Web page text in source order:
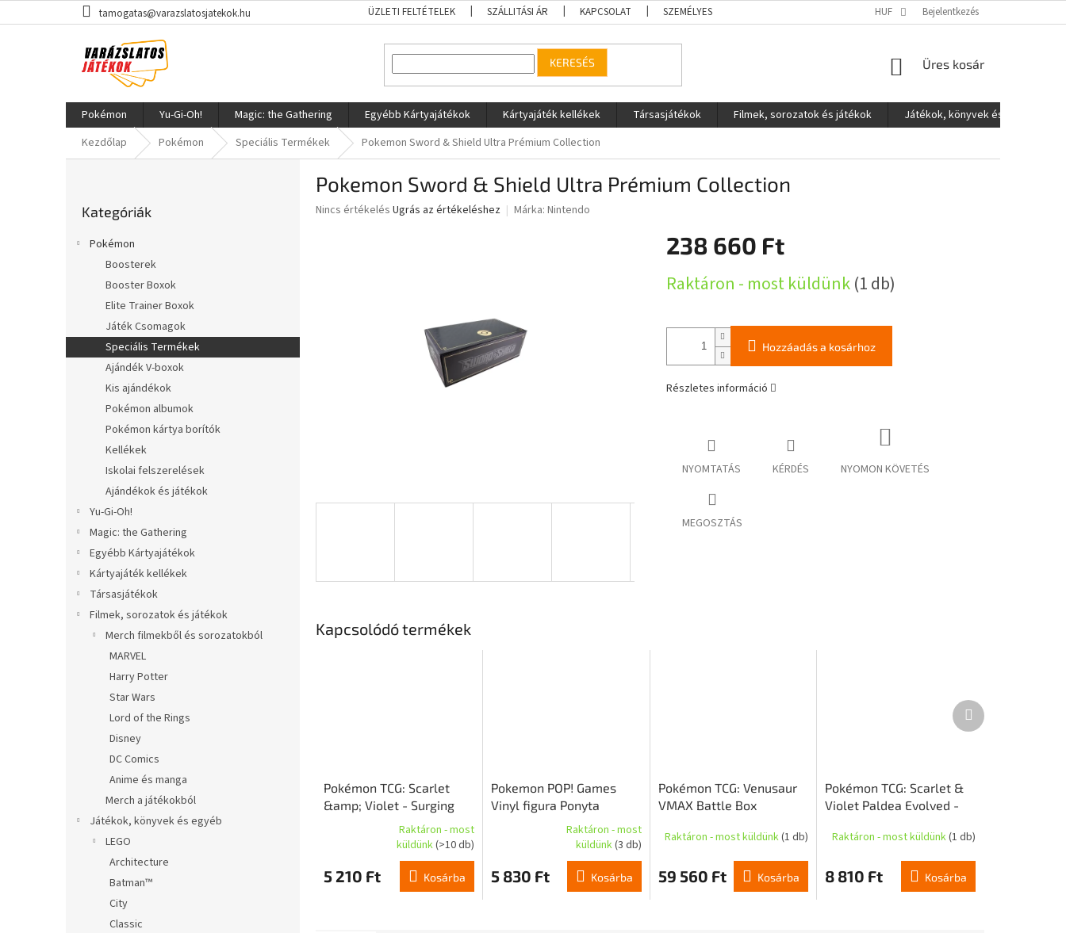
a
tamogatas@varazslatosjatekok.hu ÜZLETI FELTÉTELEK SZÁLLITÁSI ÁR KAPCSOLAT SZEMÉLYES ADATOK VÉDELME HUF Bejelentkezés
KERESÉS KOSÁR
Üres kosár
Pokémon Yu-Gi-Oh! Magic: the Gathering Egyébb Kártyajátékok Kártyajáték kellékek Társasjátékok Filmek, sorozatok és játékok
Játékok, könyvek és egyéb
Kezdőlap
Pokémon Speciális Termékek Pokemon Sword & Shield Ultra Prémium Collection
e
l
átugrása
Kategóriák
Pokémon
Boosterek
Booster Boxok
Elite Trainer Boxok
Játék Csomagok
Speciális Termékek
Ajándék V-boxok
Kis ajándékok
Pokémon albumok
Pokémon kártya borítók
Kellékek
Iskolai felszerelések
Ajándékok és játékok
Yu-Gi-Oh!
Magic: the Gathering
Egyébb Kártyajátékok
Kártyajáték kellékek
Társasjátékok
Filmek, sorozatok és játékok
Merch filmekből és sorozatokból
MARVEL
Harry Potter
Star Wars
Lord of the Rings
Disney
DC Comics
Anime és manga
Merch a játékokból
Játékok, könyvek és egyéb
LEGO
Architecture
Batman™
City
Classic
Pokemon Sword & Shield Ultra Prémium Collection
A
Nincs értékelés Ugrás az értékeléshez Márka: Nintendo
238 660 Ft
Raktáron - most küldünk(1 db)
Hozzáadás a kosárhoz
Részletes információ
NYOMTATÁS KÉRDÉS NYOMON KÖVETÉS
MEGOSZTÁS
Kapcsolódó termékek
Pokémon TCG: Scarlet
&amp; Violet - Surging
Sparks - Booster (HU)
átlagos
értékelése
Raktáron - most
küldünk(>10 db)
5 210 Ft Kosárba
Pokemon POP! Games
Vinyl figura Ponyta
átlagos
értékelése
Raktáron - most
küldünk(3 db)
5 830 Ft Kosárba
Pokémon TCG: Venusaur
VMAX Battle Box
Raktáron - most küldünk(1 db)
59 560 Ft Kosárba
Pokémon TCG: Scarlet &
Violet Paldea Evolved -
Smoliv
Raktáron - most küldünk(1 db)
8 810 Ft Kosárba
Következő
termék